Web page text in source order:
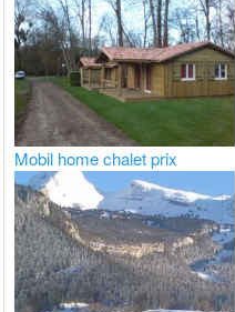
Mobil home chalet prix